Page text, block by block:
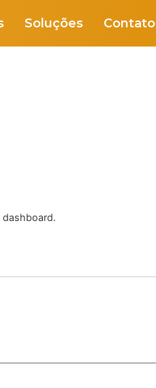
Soluções Contato
dashboard.